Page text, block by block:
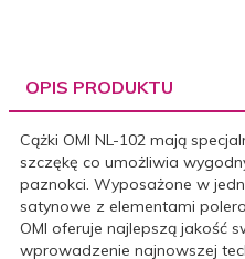
OPIS PRODUKTU
Cążki OMI NL-102 mają
szczękę co umożliwia
paznokci. Wyposażone w
satynowe z elementami
OMI oferuje najlepszą jakość
wprowadzenie najnowszej